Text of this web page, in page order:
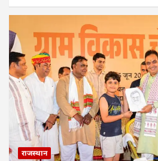
राजस्थान